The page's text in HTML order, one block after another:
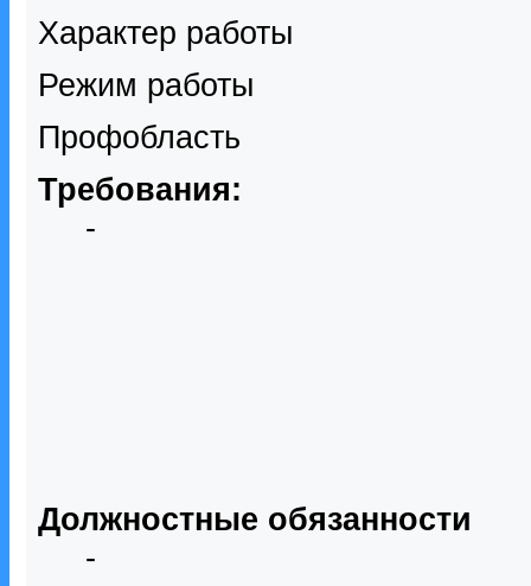
Характер работы
Режим работы
Профобласть
Требования:
-
Должностные обязанности
-